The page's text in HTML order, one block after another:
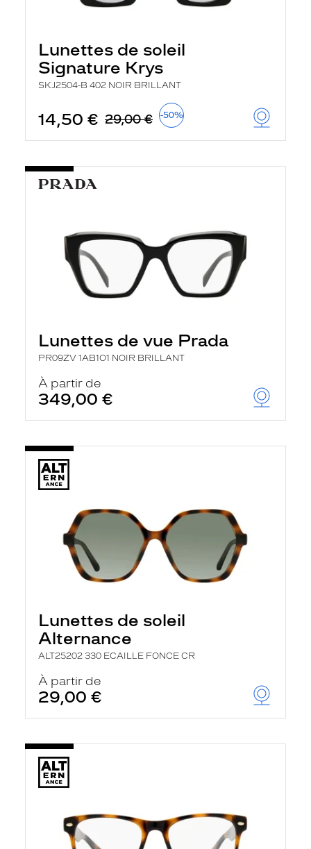
Lunettes de soleil
Signature Krys
SKJ2504-B 402 NOIR BRILLANT
14,50 € 29,00 € -50%
Lunettes de vue Prada
PR09ZV 1AB1O1 NOIR BRILLANT
À partir de
349,00 €
Lunettes de soleil
Alternance
ALT25202 330 ECAILLE FONCE CR
À partir de
29,00 €